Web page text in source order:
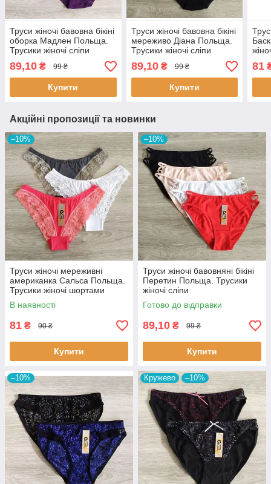
Труси жіночі бавовна бікіні
оборка Мадлен Польща.
Трусики жіночі сліпи
89,10 ₴ 99 ₴
Купити
Труси жіночі бавовна бікіні
мереживо Діана Польща.
Трусики жіночі сліпи
89,10₴ 99 ₴
Купити
81
Акційні пропозиції та новинки
–10%
Труси жіночі мереживні
американка Сальса Польща.
Трусики жіночі шортами
В наявності
81 ₴ 90 ₴
Купити
–10%
Труси жіночі бавовняні бікіні
Перетин Польща. Трусики
жіночі сліпи
Готово до відправки
89,10 ₴ 99 ₴
Купити
–10% Кружево –10%